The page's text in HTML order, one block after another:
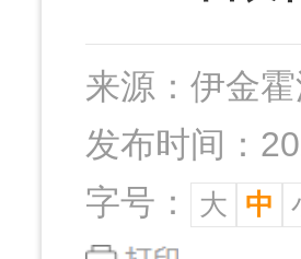
来源： 伊金
发布时间：
字号：
大 中